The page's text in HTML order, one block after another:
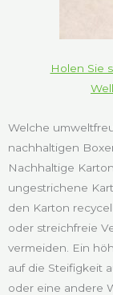
Holen Sie
Welche
nachhaltigen
Nachhaltige
ungestrichene
den Karton
oder streichfreie
vermeiden. Ein
auf die Steifigkeit
oder eine andere